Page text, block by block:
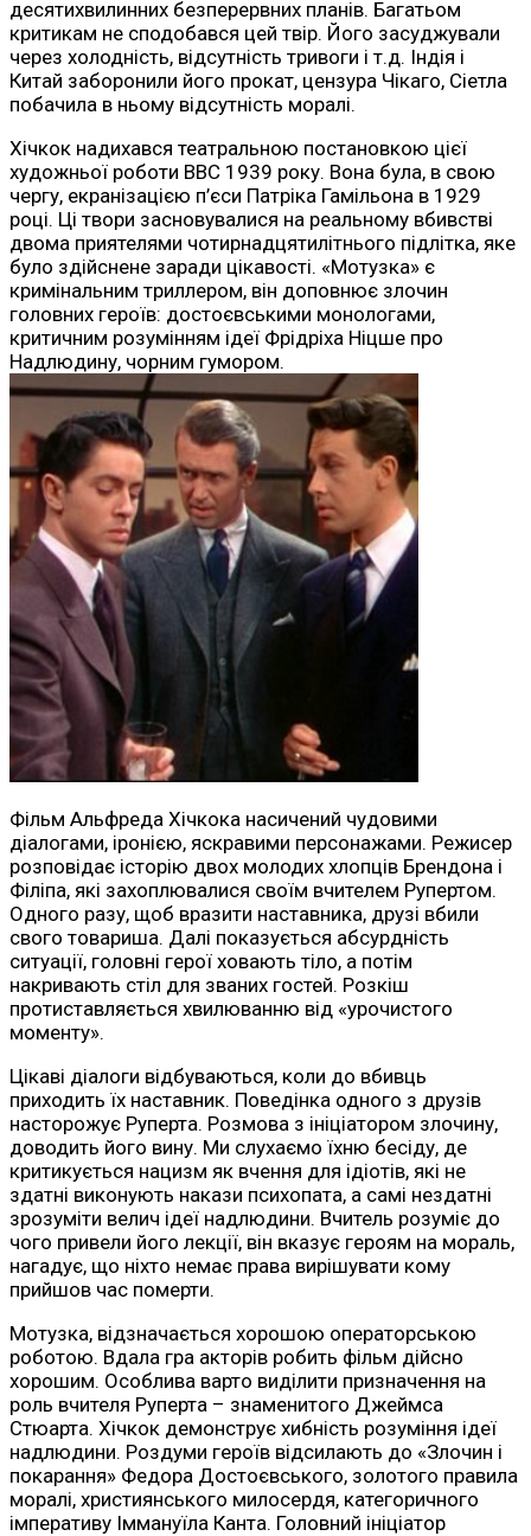
десятихвилинних безперервних планів. Багатьом
критикам не сподобався цей твір. Його засуджували
через холодність, відсутність тривоги і т.д. Індія і
Китай заборонили його прокат, цензура Чікаго, Сіетла
побачила в ньому відсутність моралі.
Хічкок надихався театральною постановкою цієї
художньої роботи ВВС 1939 року. Вона була, в свою
чергу, екранізацією п’єси Патріка Гамільона в 1929
році. Ці твори засновувалися на реальному вбивстві
двома приятелями чотирнадцятилітнього підлітка, яке
було здійснене заради цікавості. «Мотузка» є
кримінальним триллером, він доповнює злочин
головних героїв: достоєвськими монологами,
критичним розумінням ідеї Фрідріха Ніцше про
Надлюдину, чорним гумором.
Фільм Альфреда Хічкока насичений чудовими
діалогами, іронією, яскравими персонажами. Режисер
розповідає історію двох молодих хлопців Брендона і
Філіпа, які захоплювалися своїм вчителем Рупертом.
Одного разу, щоб вразити наставника, друзі вбили
свого товариша. Далі показується абсурдність
ситуації, головні герої ховають тіло, а потім
накривають стіл для званих гостей. Розкіш
протиставляється хвилюванню від «урочистого
моменту».
Цікаві діалоги відбуваються, коли до вбивць
приходить їх наставник. Поведінка одного з друзів
насторожує Руперта. Розмова з ініціатором злочину,
доводить його вину. Ми слухаємо їхню бесіду, де
критикується нацизм як вчення для ідіотів, які не
здатні виконують накази психопата, а самі нездатні
зрозуміти велич ідеї надлюдини. Вчитель розуміє до
чого привели його лекції, він вказує героям на мораль,
нагадує, що ніхто немає права вирішувати кому
прийшов час померти.
Мотузка, відзначається хорошою операторською
роботою. Вдала гра акторів робить фільм дійсно
хорошим. Особлива варто виділити призначення на
роль вчителя Руперта – знаменитого Джеймса
Стюарта. Хічкок демонструє хибність розуміння ідеї
надлюдини. Роздуми героїв відсилають до «Злочин і
покарання» Федора Достоєвського, золотого правила
моралі, християнського милосердя, категоричного
імперативу Іммануїла Канта. Головний ініціатор